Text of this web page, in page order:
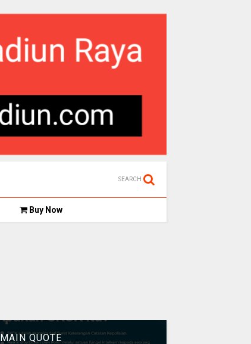
SEARCH
Buy Now
MAIN QUOTE